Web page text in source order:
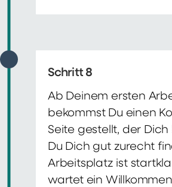
Schritt 8
Ab Deinem ersten
bekommst Du einen
Seite gestellt, der
Du Dich gut zurecht
Arbeitsplatz ist
wartet ein